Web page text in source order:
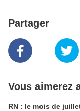
Partager
Vous aimerez
RN : le mois de